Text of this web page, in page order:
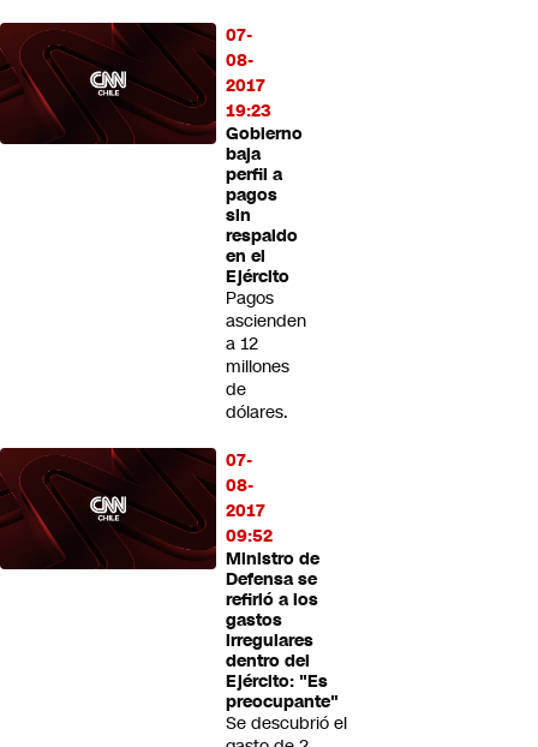
07-
08-
2017
19:23
Gobierno
baja
perfil a
pagos
sin
respaldo
en el
Ejército
Pagos
ascienden
a 12
millones
de
dólares.
07-
08-
2017
09:52
Ministro de
Defensa se
refirió a los
gastos
irregulares
dentro del
Ejército: "Es
preocupante"
Se descubrió el